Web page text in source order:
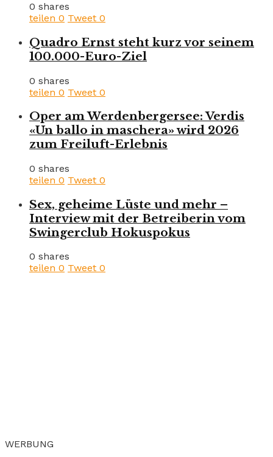
0 shares
teilen 0 Tweet 0
Quadro Ernst steht kurz vor seinem
100.000-Euro-Ziel
0 shares
teilen 0 Tweet 0
Oper am Werdenbergersee: Verdis
«Un ballo in maschera» wird 2026
zum Freiluft-Erlebnis
0 shares
teilen 0 Tweet 0
Sex, geheime Lüste und mehr –
Interview mit der Betreiberin vom
Swingerclub Hokuspokus
0 shares
teilen 0 Tweet 0
WERBUNG